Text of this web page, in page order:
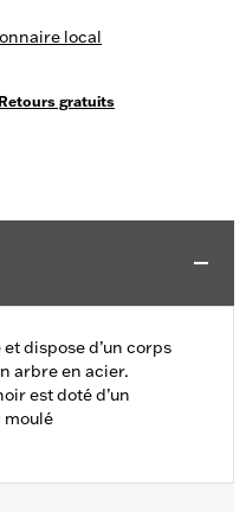
local
gratuits
dispose d’un corps
arbre en acier.
est doté d’un
moulé